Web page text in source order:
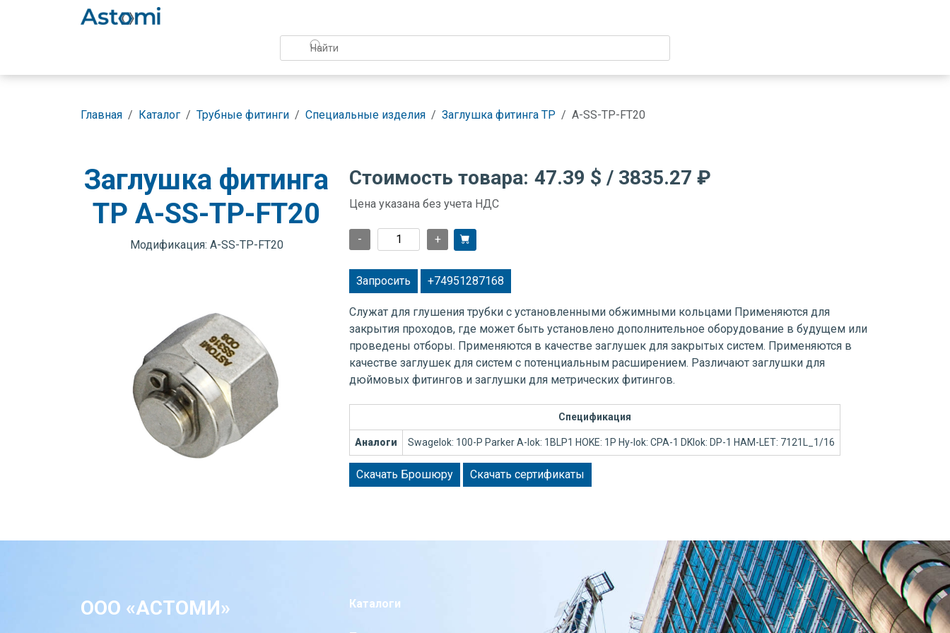
Главная Каталог Трубные фитинги Специальные изделия Заглушка фитинга TP A-SS-TP-FT20
Заглушка фитинга
TP A-SS-TP-FT20
Модификация: A-SS-TP-FT20
Стоимость товара: 47.39 $ / 3835.27 ₽
Цена указана без учета НДС
- +
Запросить +74951287168
Служат для глушения трубки с установленными обжимными кольцами Применяются для
закрытия проходов, где может быть установлено дополнительное оборудование в будущем или
проведены отборы. Применяются в качестве заглушек для закрытых систем. Применяются в
качестве заглушек для систем с потенциальным расширением. Различают заглушки для
дюймовых фитингов и заглушки для метрических фитингов.
Спецификация
Аналоги Swagelok: 100-P Parker A-lok: 1BLP1 HOKE: 1P Hy-lok: CPA-1 DKlok: DP-1 HAM-LET: 7121L_1/16
Скачать Брошюру Скачать сертификаты
ООО «АСТОМИ» Каталоги